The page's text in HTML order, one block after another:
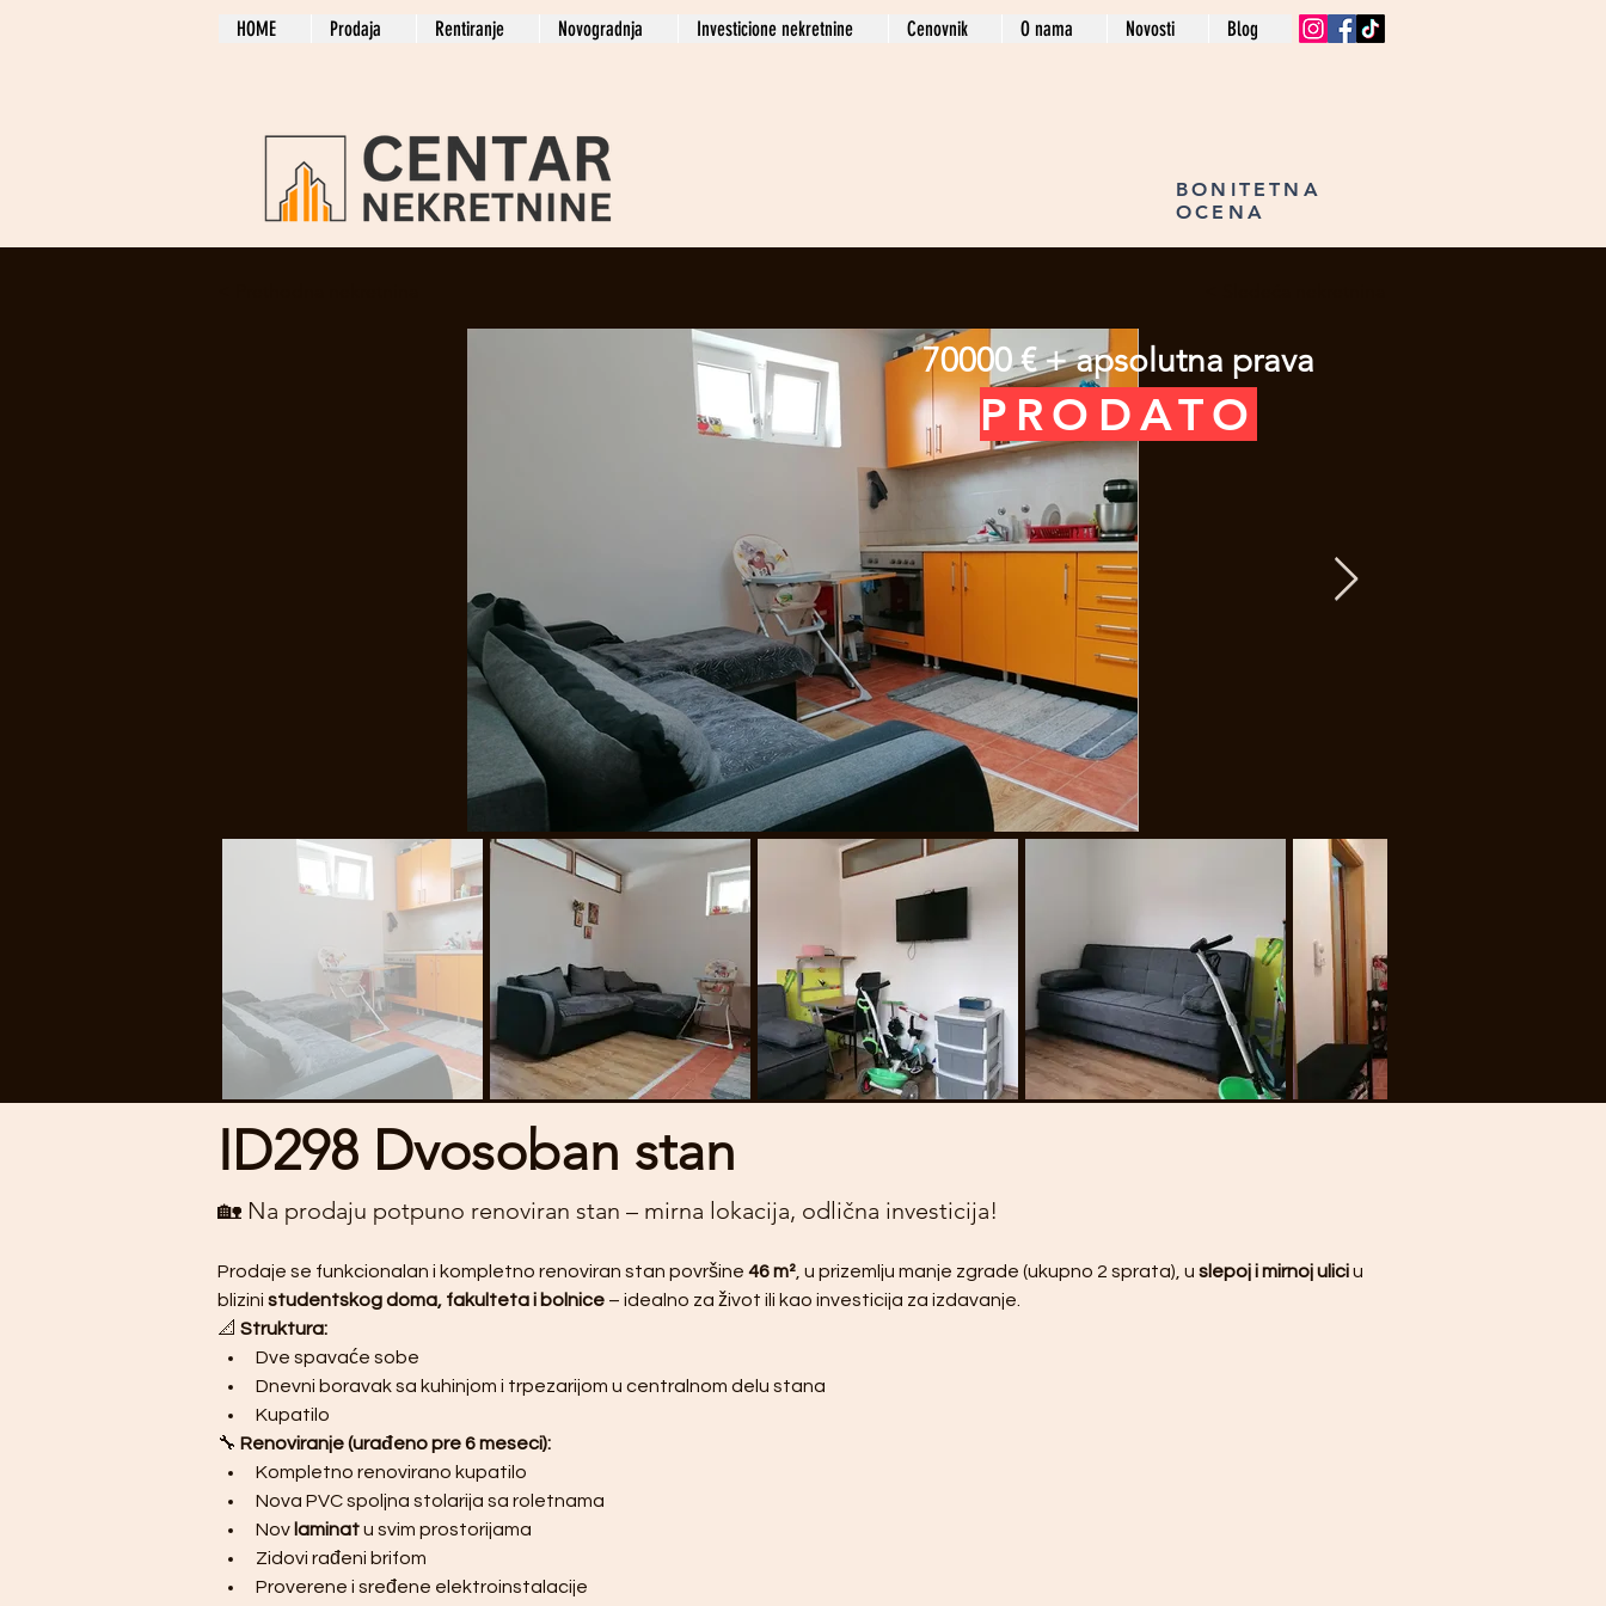
HOME Prodaja Rentiranje Novogradnja Investicione nekretnine Cenovnik O nama Novosti Blog
BONITETNA
OCENA
70000 € + apsolutna prava
PRODATO
ID298 Dvosoban stan
🏡 Na prodaju potpuno renoviran stan – mirna lokacija, odlična investicija!
Prodaje se funkcionalan i kompletno renoviran stan površine 46 m² , u prizemlju manje zgrade (ukupno 2 sprata), u slepoj i mirnoj ulici u
blizini studentskog doma, fakulteta i bolnice – idealno za život ili kao investicija za izdavanje.
📐 Struktura:
Dve spavaće sobe
Dnevni boravak sa kuhinjom i trpezarijom u centralnom delu stana
Kupatilo
🔧 Renoviranje (urađeno pre 6 meseci):
Kompletno renovirano kupatilo
Nova PVC spoljna stolarija sa roletnama
Nov laminat u svim prostorijama
Zidovi rađeni brifom
Proverene i sređene elektroinstalacije